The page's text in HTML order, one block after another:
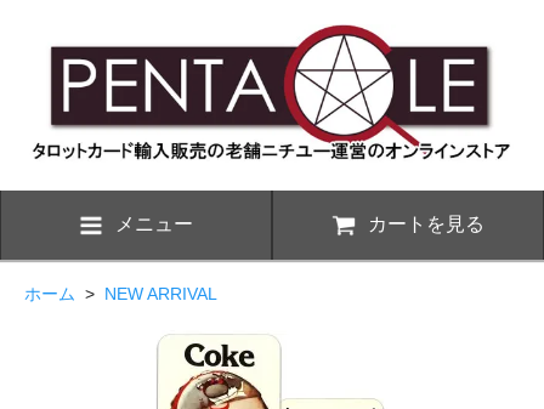
メニュー カートを見る
ホーム > NEW ARRIVAL